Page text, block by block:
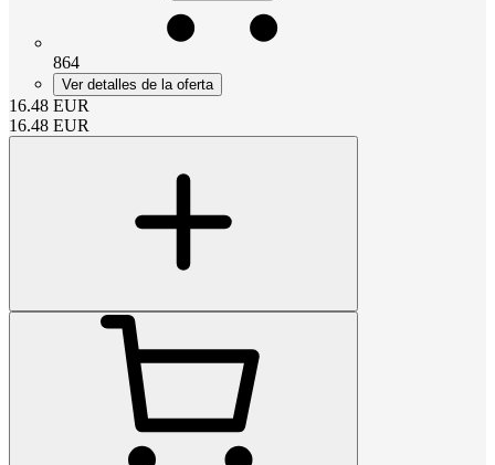
864
Ver detalles de la oferta
16.48 EUR
16.48 EUR